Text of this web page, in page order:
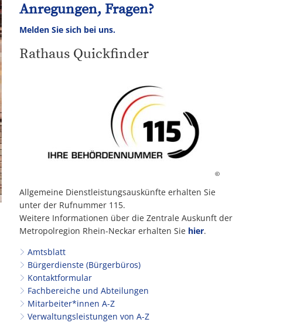
Anregungen, Fragen?
Melden Sie sich bei uns.
Rathaus Quickfinder
©
Allgemeine Dienstleistungsauskünfte erhalten Sie
unter der Rufnummer 115.
Weitere Informationen über die Zentrale Auskunft der
Metropolregion Rhein-Neckar erhalten Sie hier.
Amtsblatt
Bürgerdienste (Bürgerbüros)
Kontaktformular
Fachbereiche und Abteilungen
Mitarbeiter*innen A-Z
Verwaltungsleistungen von A-Z